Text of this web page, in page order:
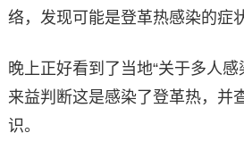
络，发现可能是登革热感染的症
晚上正好看到了当地“关于多人
来益判断这是感染了登革热，并
识。